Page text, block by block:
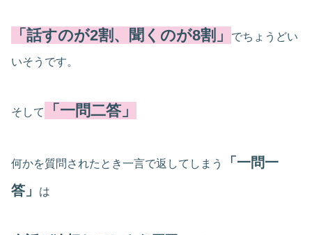
「話すのが2割、聞くのが8割」 でちょうどい
いそうです。
そして 「一問二答」
何かを質問されたとき一言で返してしまう
「一問一
答」
は